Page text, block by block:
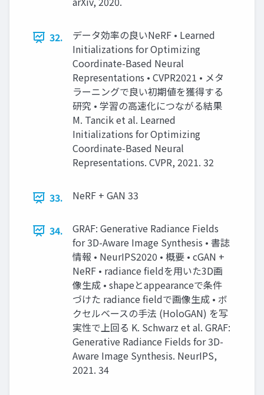
32.
データ効率の良いNeRF • Learned
Initializations for Optimizing
Coordinate-Based Neural
Representations • CVPR2021 • メタ
ラーニングで良い初期値を獲得する
研究 • 学習の高速化につながる結果
M. Tancik et al. Learned
Initializations for Optimizing
Coordinate-Based Neural
Representations. CVPR, 2021. 32
33. NeRF + GAN 33
34.
GRAF: Generative Radiance Fields
for 3D-Aware Image Synthesis • 書誌
情報 • NeurIPS2020 • 概要 • cGAN +
NeRF • radiance fieldを用いた3D画
像生成 • shapeとappearanceで条件
づけた radiance fieldで画像生成 • ボ
クセルベースの手法 (HoloGAN) を写
実性で上回る K. Schwarz et al. GRAF:
Generative Radiance Fields for 3D-
Aware Image Synthesis. NeurIPS,
2021. 34